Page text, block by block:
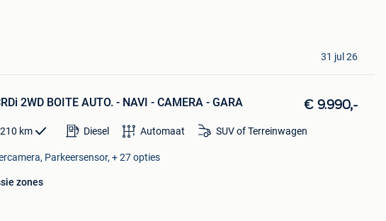
31 jul 26
2WD BOITE AUTO. - NAVI - CAMERA - GARA € 9.990,-
km Diesel Automaat SUV of Terreinwagen
Parkeersensor, + 27 opties
zones